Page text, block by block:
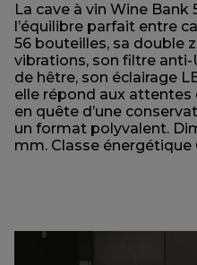
La cave à vin Wine Bank
l’équilibre parfait entre
56 bouteilles, sa double
vibrations, son filtre anti-
de hêtre, son éclairage
elle répond aux
en quête d’une
un format polyvalent.
mm. Classe énergétique